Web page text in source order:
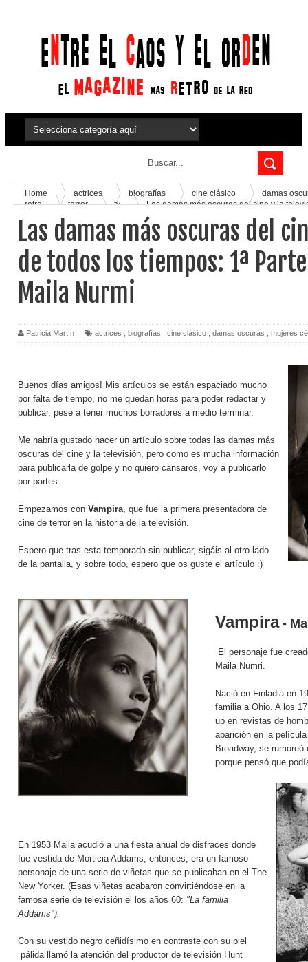
Home actrices biografías cine clásico
damas
retro
terror tv
Las damas más oscuras del cine y la
Las damas más oscuras del
de todos los tiempos: 1ª
Maila Nurmi
Patricia Martín actrices biografías cine clásico damas oscuras mujeres
Buenos días amigos! Mis artículos se están espaciado mucho
por falta de tiempo, no me quedan horas para poder redactar y
publicar, pese a tener muchos borradores a medio terminar.
Me habría gustado hacer un artículo sobre todas las damas más
oscuras del cine y la televisión, pero como es mucha información
para publicarla de golpe y no quiero cansaros, voy a publicarlo
por partes.
Empezamos con Vampira , que fue la primera presentadora de
cine de terror en la historia de la televisión.
Espero que tras esta temporada sin publicar, sigáis al otro lado
de la pantalla, y sobre todo, espero que os guste el artículo :)
Vampira-
El personaje fue
Maila Numri.
Nació en Finladia en
familia a Ohio. A los
up en revistas de
aparición en la
Broadway, se
porque pensó que
En 1953 Maila acudió a una fiesta anual de disfraces donde
fue vestida de Morticia Addams, entonces, era un famoso
personaje de una serie de viñetas que se publicaban en el The
New Yorker. (Esas viñetas acabaron convirtiéndose en la
famosa serie de televisión el los años 60: "La familia
Addams").
Con su vestido negro ceñidísimo en contraste con su piel
pálida llamó la atención del productor de televisión Hunt